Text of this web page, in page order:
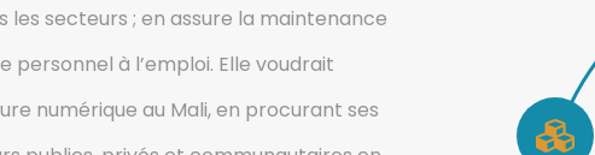
les secteurs ; en assure la maintenance
personnel à l’emploi. Elle voudrait
numérique au Mali, en procurant ses